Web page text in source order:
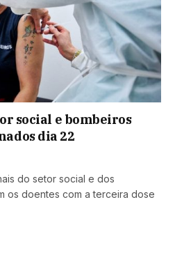
social e bombeiros
dia 22
do setor social e dos
os doentes com a terceira dose